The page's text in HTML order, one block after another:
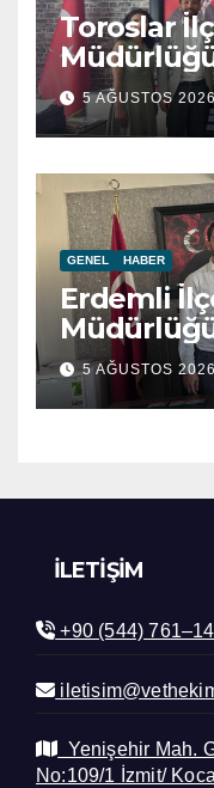
Toroslar
5 AĞUSTOS
GENEL HABER
Erdemli
5 AĞUSTOS 2026
İLETIŞIM
+90 (544)
Yenişehir Mah.
No:109/1 İzmit/